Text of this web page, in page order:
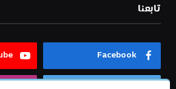
تابعنا
Facebook